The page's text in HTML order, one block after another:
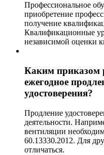
Профессиональное
приобретение
получение
Квалификационные
независимой оценки
Каким приказом
ежегодное
удостоверения?
Продление
деятельности.
вентиляции
60.13330.2012. Для
отличаться.